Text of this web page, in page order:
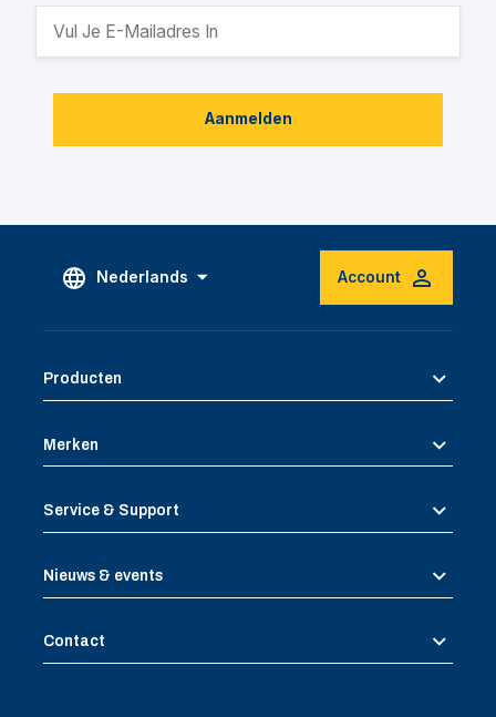
Aanmelden
Nederlands Account
Producten
Merken
Service & Support
Nieuws & events
Contact